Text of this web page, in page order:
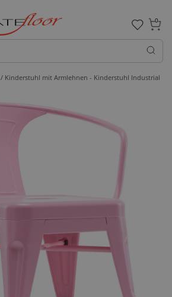
0
/ Kinderstuhl mit Armlehnen - Kinderstuhl Industrial